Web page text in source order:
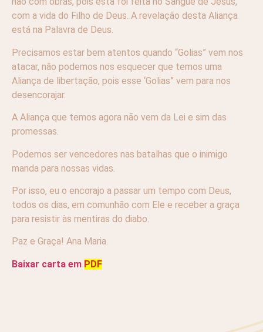
com a vida do Filho de Deus. A revelação desta Aliança
está na Palavra de Deus.
Precisamos estar bem atentos quando “Golias” vem nos
atacar, não podemos nos esquecer que temos uma
Aliança de libertação, pois esse ‘Golias” vem para nos
desencorajar.
A Aliança que temos agora não vem da Lei e sim das
promessas.
Podemos ser vencedores nas batalhas que o inimigo
manda para nossas vidas.
Por isso, eu o encorajo a passar um tempo com Deus,
todos os dias, em comunhão com Ele e receber a graça
para resistir às mentiras do diabo.
Paz e Graça! Ana Maria.
Baixar carta em PDF